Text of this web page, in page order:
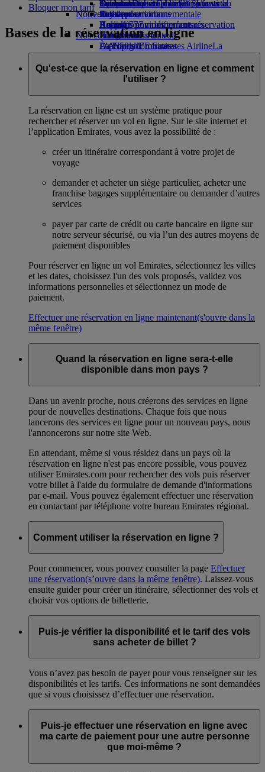
Opens an external link in a new tab
Boissons
Notre flotte
Boeing 777
L’A380 d’Emirates
L’A350 d’Emirates
Emirates Executive
Plan des sièges
Divertissements pour les enfants
Jouets pour enfants
Activités pour les enfants
La durabilité en pratique
Politique environnementale
Rapports environnementaux
Nos communautés
La Fondation Emirates AirlineLa
Fondation Emirates Airline Opens an
external link in a new tab
Parrainages
Toronto-Dubai
Nouvelles destinations
Helsinki
Hangzhou
Da Nang
Shenzhen
Siem Reap
Se connecter à Emirates Skywards
Skywards+
Téléphone portable et l'application
Emirates
Annuler ou modifier une réservation
Perturbations de vols
À propos d’Emirates
Bloquer mon tarif
Bases de la réservation en ligne
Qu'est-ce que la réservation en ligne et comment
l'utiliser ?
La réservation en ligne est un système pratique pour
rechercher et réserver un vol en ligne. Sur le site internet et
l’application Emirates, vous avez la possibilité de :
créer un itinéraire correspondant à votre projet de
voyage
demander et acheter un siège particulier, acheter une
franchise bagages supplémentaire ou demander d’autres
services
payer par carte de crédit ou carte bancaire en ligne sur
notre serveur sécurisé, ou via l’un des autres moyens de
paiement disponibles
Pour réserver en ligne un vol Emirates, sélectionnez les villes
et les dates, choisissez l'un des vols proposés, validez vos
informations personnelles et sélectionnez un mode de
paiement.
Effectuer une réservation en ligne maintenant(s'ouvre dans la
même fenêtre)
Quand la réservation en ligne sera-t-elle
disponible dans mon pays ?
Dans un avenir proche, nous créerons des services en ligne
pour de nouvelles destinations. Chaque fois que nous
lancerons des services en ligne pour un nouveau pays, nous
l'annoncerons sur notre site Web.
En attendant, même si vous résidez dans un pays où la
réservation en ligne n'est pas encore possible, vous pouvez
utiliser Emirates.com pour rechercher des vols puis réserver
votre billet à l'aide du formulaire de demande d'informations
par e-mail. Vous pouvez également effectuer une réservation
en contactant par téléphone votre bureau Emirates régional.
Comment utiliser la réservation en ligne ?
Pour commencer, vous pouvez consulter la page Effectuer
une réservation(s’ouvre dans la même fenêtre). Laissez-vous
ensuite guider pour créer un itinéraire, sélectionner des vols et
choisir vos options de billetterie.
Puis-je vérifier la disponibilité et le tarif des vols
sans acheter de billet ?
Vous n’avez pas besoin de payer pour vous renseigner sur les
disponibilités et les tarifs. Ces informations ne sont demandées
que si vous choisissez d’effectuer une réservation.
Puis-je effectuer une réservation en ligne avec
ma carte de paiement pour une autre personne
que moi-même ?